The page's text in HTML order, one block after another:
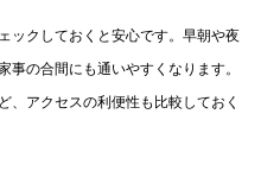
ックしておくと安心です。早朝や夜
の合間にも通いやすくなります。
、アクセスの利便性も比較しておく